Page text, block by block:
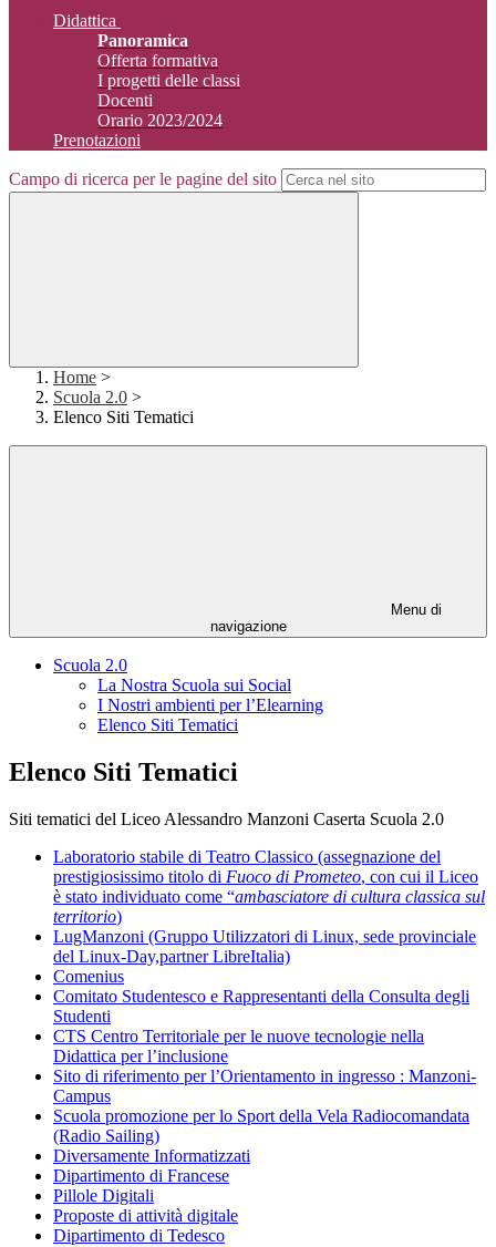
Didattica
Panoramica
Offerta formativa
I progetti delle classi
Docenti
Orario 2023/2024
Prenotazioni
Campo di ricerca per le pagine del sito
Home >
Scuola 2.0 >
Elenco Siti Tematici
Menu di
navigazione
Scuola 2.0
La Nostra Scuola sui Social
I Nostri ambienti per l’Elearning
Elenco Siti Tematici
Elenco Siti Tematici
Siti tematici del Liceo Alessandro Manzoni Caserta Scuola 2.0
Laboratorio stabile di Teatro Classico (assegnazione del
prestigiosissimo titolo di Fuoco di Prometeo, con cui il Liceo
è stato individuato come “ambasciatore di cultura classica sul
territorio)
LugManzoni (Gruppo Utilizzatori di Linux, sede provinciale
del Linux-Day,partner LibreItalia)
Comenius
Comitato Studentesco e Rappresentanti della Consulta degli
Studenti
CTS Centro Territoriale per le nuove tecnologie nella
Didattica per l’inclusione
Sito di riferimento per l’Orientamento in ingresso : Manzoni-
Campus
Scuola promozione per lo Sport della Vela Radiocomandata
(Radio Sailing)
Diversamente Informatizzati
Dipartimento di Francese
Pillole Digitali
Proposte di attività digitale
Dipartimento di Tedesco